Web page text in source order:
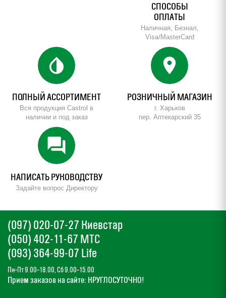
СПОСОБЫ
ОПЛАТЫ
Наличная, Безнал,
Visa/MasterCard
invert_colors
ПОЛНЫЙ АССОРТИМЕНТ
Вся продукция Castrol в
наличии и под заказ
location_on
РОЗНИЧНЫЙ МАГАЗИН
г. Харьков
пер. Аптекарский 35
forum
НАПИСАТЬ РУКОВОДСТВУ
Задайте вопрос Директору
(097) 020-07-27 Киевстар
(050) 402-11-67 МТС
(093) 364-99-07 Life
Пн–Пт 9.00–18.00, Сб 9.00–15.00
Прием заказов на сайте: КРУГЛОСУТОЧНО!